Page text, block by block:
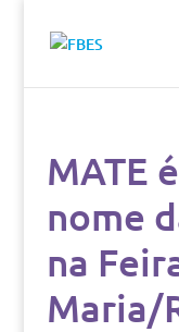
MATE
nome
na
Maria/